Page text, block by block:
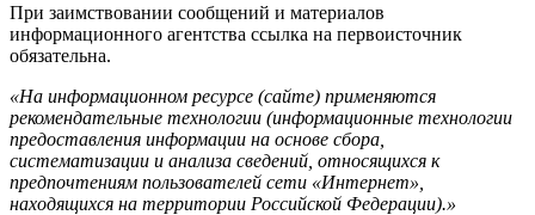
При заимствовании сообщений и материалов
информационного агентства ссылка на первоисточник
обязательна.
«На информационном ресурсе (сайте) применяются
рекомендательные технологии (информационные технологии
предоставления информации на основе сбора,
систематизации и анализа сведений, относящихся к
предпочтениям пользователей сети «Интернет»,
находящихся на территории Российской Федерации).»